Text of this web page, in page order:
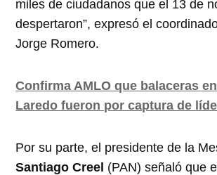
miles de ciudadanos que el 13 de
despertaron”, expresó el
Jorge Romero.
Confirma AMLO que balaceras
Laredo fueron por captura de
Por su parte, el presidente de la
Santiago Creel (PAN) señaló que